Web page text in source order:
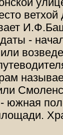
ветхой
-
южная